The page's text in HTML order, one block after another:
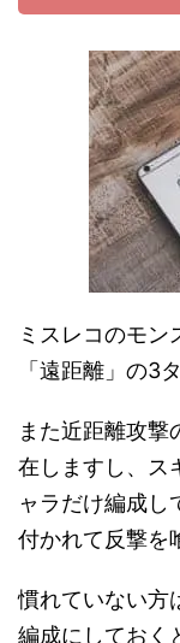
ミスレコのモン
「遠距離」の3
また近距離攻撃
在しますし、ス
ャラだけ編成し
付かれて反撃を
慣れていない方
編成にしておく